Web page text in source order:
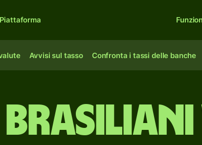
Avvisi sul tasso Confronta i tassi delle banche